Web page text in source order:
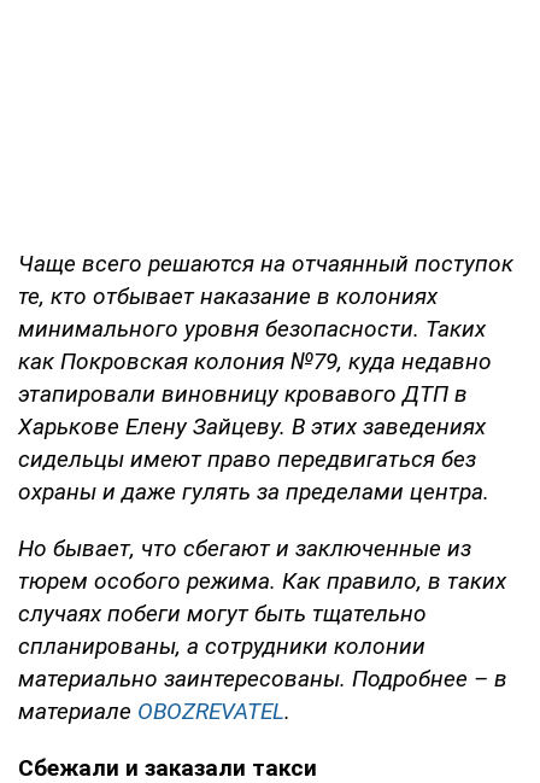
Чаще всего решаются на отчаянный поступок
те, кто отбывает наказание в колониях
минимального уровня безопасности. Таких
как Покровская колония №79, куда недавно
этапировали виновницу кровавого ДТП в
Харькове Елену Зайцеву. В этих заведениях
сидельцы имеют право передвигаться без
охраны и даже гулять за пределами центра.
Но бывает, что сбегают и заключенные из
тюрем особого режима. Как правило, в таких
случаях побеги могут быть тщательно
спланированы, а сотрудники колонии
материально заинтересованы. Подробнее – в
материале OBOZREVATEL.
Сбежали и заказали такси